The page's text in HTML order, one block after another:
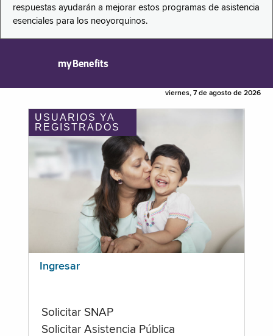
respuestas ayudarán a mejorar estos programas de asistencia
esenciales para los neoyorquinos.
myBenefits
viernes, 7 de agosto de 2026
USUARIOS YA
REGISTRADOS
Ingresar
Solicitar SNAP
Solicitar Asistencia Pública